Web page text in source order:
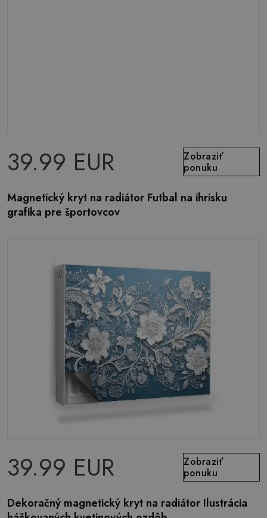
39.99 EUR
Zobraziť
ponuku
Magnetický kryt na radiátor Futbal na ihrisku
grafika pre športovcov
39.99 EUR
Zobraziť
ponuku
Dekoračný magnetický kryt na radiátor Ilustrácia